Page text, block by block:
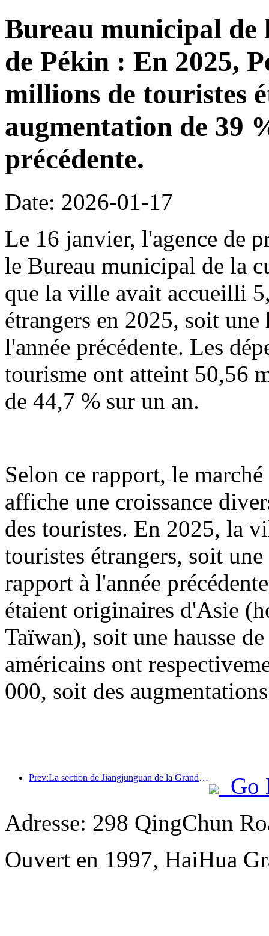
Bureau municipal
de Pékin : En 2025,
millions de touristes
augmentation de 39
précédente.
Date: 2026-01-17
Le 16 janvier, l'agence de
le Bureau municipal de la
que la ville avait accueilli
étrangers en 2025, soit
l'année précédente. Les
tourisme ont atteint 50,56
de 44,7 % sur un an.
Selon ce rapport, le
affiche une croissance
des touristes. En 2025, la
touristes étrangers, soit
rapport à l'année
étaient originaires d'Asie
Taïwan), soit une hausse
américains ont
000, soit des
Prev:La section de Jiangjunguan de la Grande Muraille, située dans le district de Pinggu à Pékin, devrait ouvrir au public dès la fin de l'année 2026.
Go
Adresse: 298 QingChun
Ouvert en 1997, HaiHua